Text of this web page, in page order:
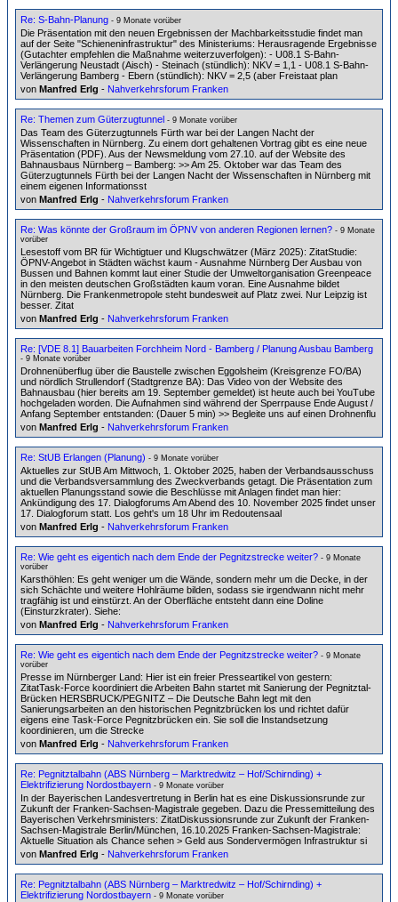
Re: S-Bahn-Planung - 9 Monate vorüber
Die Präsentation mit den neuen Ergebnissen der Machbarkeitsstudie findet man
auf der Seite "Schieneninfrastruktur" des Ministeriums: Herausragende Ergebnisse
(Gutachter empfehlen die Maßnahme weiterzuverfolgen): - U08.1 S-Bahn-
Verlängerung Neustadt (Aisch) - Steinach (stündlich): NKV = 1,1 - U08.1 S-Bahn-
Verlängerung Bamberg - Ebern (stündlich): NKV = 2,5 (aber Freistaat plan
von Manfred Erlg - Nahverkehrsforum Franken
Re: Themen zum Güterzugtunnel - 9 Monate vorüber
Das Team des Güterzugtunnels Fürth war bei der Langen Nacht der
Wissenschaften in Nürnberg. Zu einem dort gehaltenen Vortrag gibt es eine neue
Präsentation (PDF). Aus der Newsmeldung vom 27.10. auf der Website des
Bahnausbaus Nürnberg – Bamberg: >> Am 25. Oktober war das Team des
Güterzugtunnels Fürth bei der Langen Nacht der Wissenschaften in Nürnberg mit
einem eigenen Informationsst
von Manfred Erlg - Nahverkehrsforum Franken
Re: Was könnte der Großraum im ÖPNV von anderen Regionen lernen? - 9 Monate
vorüber
Lesestoff vom BR für Wichtigtuer und Klugschwätzer (März 2025): ZitatStudie:
ÖPNV-Angebot in Städten wächst kaum - Ausnahme Nürnberg Der Ausbau von
Bussen und Bahnen kommt laut einer Studie der Umweltorganisation Greenpeace
in den meisten deutschen Großstädten kaum voran. Eine Ausnahme bildet
Nürnberg. Die Frankenmetropole steht bundesweit auf Platz zwei. Nur Leipzig ist
besser. Zitat
von Manfred Erlg - Nahverkehrsforum Franken
Re: [VDE 8.1] Bauarbeiten Forchheim Nord - Bamberg / Planung Ausbau Bamberg
- 9 Monate vorüber
Drohnenüberflug über die Baustelle zwischen Eggolsheim (Kreisgrenze FO/BA)
und nördlich Strullendorf (Stadtgrenze BA): Das Video von der Website des
Bahnausbau (hier bereits am 19. September gemeldet) ist heute auch bei YouTube
hochgeladen worden. Die Aufnahmen sind während der Sperrpause Ende August /
Anfang September entstanden: (Dauer 5 min) >> Begleite uns auf einen Drohnenflu
von Manfred Erlg - Nahverkehrsforum Franken
Re: StUB Erlangen (Planung) - 9 Monate vorüber
Aktuelles zur StUB Am Mittwoch, 1. Oktober 2025, haben der Verbandsausschuss
und die Verbandsversammlung des Zweckverbands getagt. Die Präsentation zum
aktuellen Planungsstand sowie die Beschlüsse mit Anlagen findet man hier:
Ankündigung des 17. Dialogforums Am Abend des 10. November 2025 findet unser
17. Dialogforum statt. Los geht's um 18 Uhr im Redoutensaal
von Manfred Erlg - Nahverkehrsforum Franken
Re: Wie geht es eigentich nach dem Ende der Pegnitzstrecke weiter? - 9 Monate
vorüber
Karsthöhlen: Es geht weniger um die Wände, sondern mehr um die Decke, in der
sich Schächte und weitere Hohlräume bilden, sodass sie irgendwann nicht mehr
tragfähig ist und einstürzt. An der Oberfläche entsteht dann eine Doline
(Einsturzkrater). Siehe:
von Manfred Erlg - Nahverkehrsforum Franken
Re: Wie geht es eigentich nach dem Ende der Pegnitzstrecke weiter? - 9 Monate
vorüber
Presse im Nürnberger Land: Hier ist ein freier Presseartikel von gestern:
ZitatTask-Force koordiniert die Arbeiten Bahn startet mit Sanierung der Pegnitztal-
Brücken HERSBRUCK/PEGNITZ – Die Deutsche Bahn legt mit den
Sanierungsarbeiten an den historischen Pegnitzbrücken los und richtet dafür
eigens eine Task-Force Pegnitzbrücken ein. Sie soll die Instandsetzung
koordinieren, um die Strecke
von Manfred Erlg - Nahverkehrsforum Franken
Re: Pegnitztalbahn (ABS Nürnberg – Marktredwitz – Hof/Schirnding) +
Elektrifizierung Nordostbayern - 9 Monate vorüber
In der Bayerischen Landesvertretung in Berlin hat es eine Diskussionsrunde zur
Zukunft der Franken-Sachsen-Magistrale gegeben. Dazu die Pressemitteilung des
Bayerischen Verkehrsministers: ZitatDiskussionsrunde zur Zukunft der Franken-
Sachsen-Magistrale Berlin/München, 16.10.2025 Franken-Sachsen-Magistrale:
Aktuelle Situation als Chance sehen > Geld aus Sondervermögen Infrastruktur si
von Manfred Erlg - Nahverkehrsforum Franken
Re: Pegnitztalbahn (ABS Nürnberg – Marktredwitz – Hof/Schirnding) +
Elektrifizierung Nordostbayern - 9 Monate vorüber